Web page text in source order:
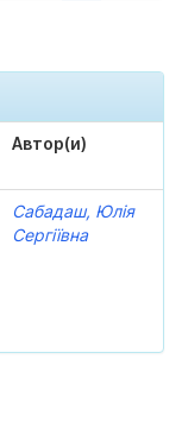
Автор(и)
Сабадаш, Юлія
Сергіївна